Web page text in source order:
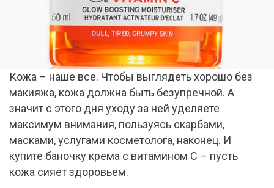
Кожа – наше все. Чтобы выглядеть хорошо без
макияжа, кожа должна быть безупречной. А
значит с этого дня уходу за ней уделяете
максимум внимания, пользуясь скарбами,
масками, услугами косметолога, наконец. И
купите баночку крема с витамином С – пусть
кожа сияет здоровьем.